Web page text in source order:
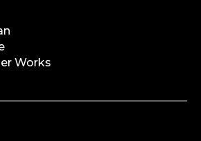
Works